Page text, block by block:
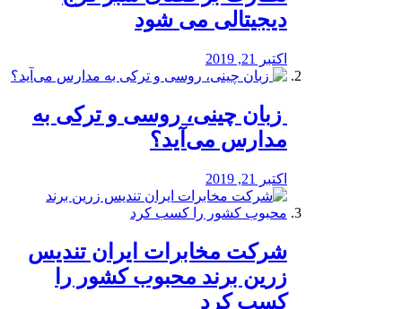
دیجیتالی می شود
اکتبر 21, 2019
️ زبان چینی، روسی و ترکی به
مدارس می‌آید؟
اکتبر 21, 2019
شرکت مخابرات ایران تندیس
زرین برند محبوب کشور را
کسب کرد